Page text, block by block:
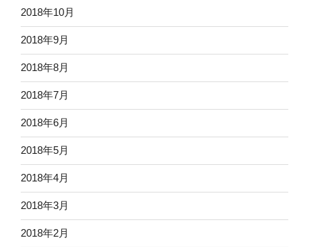
2018年10月
2018年9月
2018年8月
2018年7月
2018年6月
2018年5月
2018年4月
2018年3月
2018年2月